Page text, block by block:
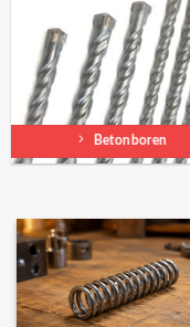
Betonboren